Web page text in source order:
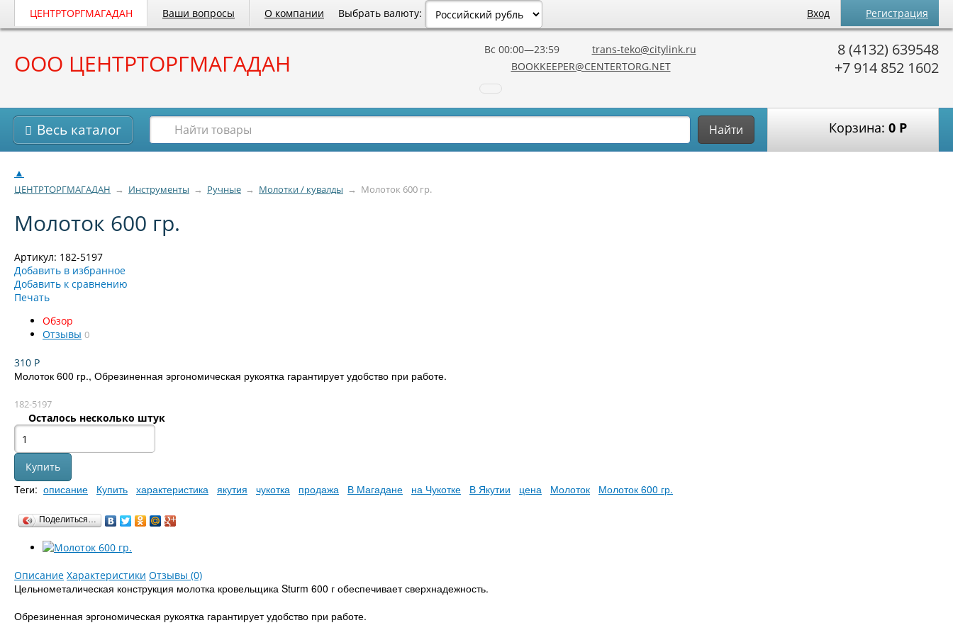
ЦЕНТРТОРГМАГАДАН Ваши вопросы О компании Вход Регистрация
Выбрать валюту:
ООО ЦЕНТРТОРГМАГАДАН
8 (4132) 639548
+7 914 852 1602
Вс 00:00—23:59
trans-teko@citylink.ru
BOOKKEEPER@CENTERTORG.NET
Корзина: 0 Р
Весь каталог Найти
▲
ЦЕНТРТОРГМАГАДАН → Инструменты → Ручные → Молотки / кувалды → Молоток 600 гр.
Молоток 600 гр.
Артикул: 182-5197
Добавить в избранное
Добавить к сравнению
Печать
Обзор
Отзывы 0
310 Р
Молоток 600 гр., Обрезиненная эргономическая рукоятка гарантирует удобство при работе.
182-5197
Осталось несколько штук
Теги: описание Купить характеристика якутия чукотка продажа В Магадане на Чукотке В Якутии цена Молоток Молоток 600 гр.
Поделиться…
Описание Характеристики Отзывы (0)
Цельнометалическая конструкция молотка кровельщика Sturm 600 г обеспечивает сверхнадежность.
Обрезиненная эргономическая рукоятка гарантирует удобство при работе.